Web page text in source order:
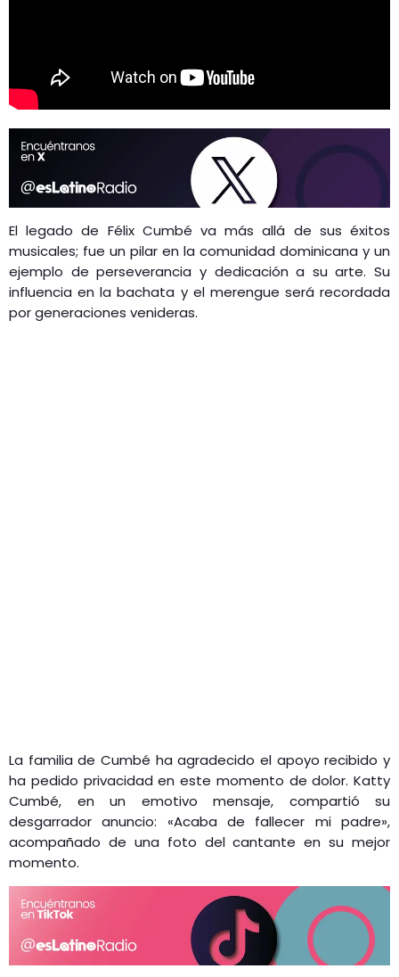
El legado de Félix Cumbé va más allá de sus éxitos
musicales; fue un pilar en la comunidad dominicana y un
ejemplo de perseverancia y dedicación a su arte. Su
influencia en la bachata y el merengue será recordada
por generaciones venideras.
La familia de Cumbé ha agradecido el apoyo recibido y
ha pedido privacidad en este momento de dolor. Katty
Cumbé, en un emotivo mensaje, compartió su
desgarrador anuncio: «Acaba de fallecer mi padre»,
acompañado de una foto del cantante en su mejor
momento.